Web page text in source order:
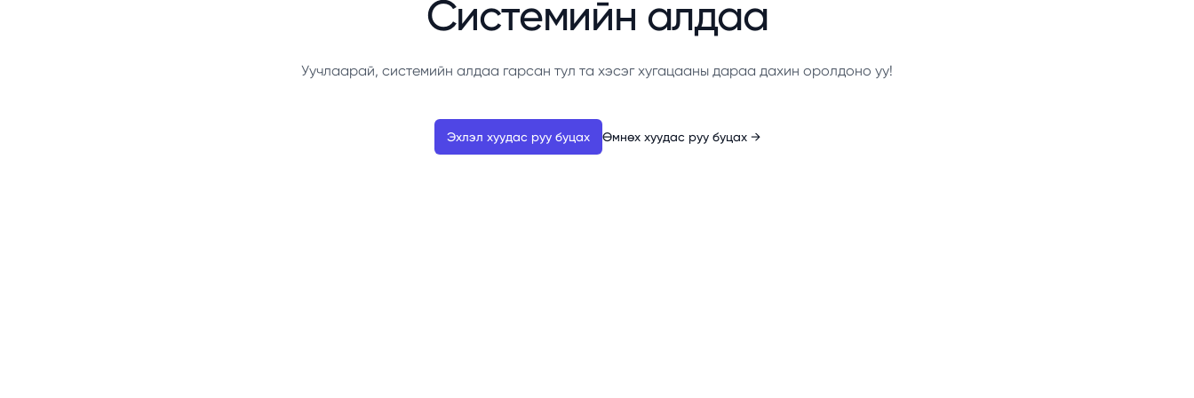
Системийн алдаа
Уучлаарай, системийн алдаа гарсан тул та хэсэг хугацааны дараа дахин оролдоно уу!
Эхлэл хуудас руу буцах Өмнөх хуудас руу буцах →